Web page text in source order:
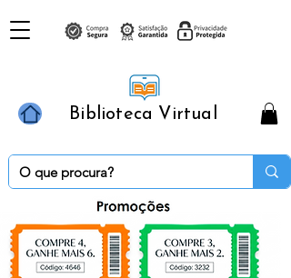
Biblioteca Virtual